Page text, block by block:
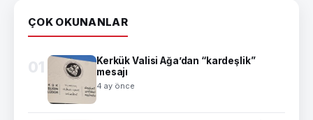
ÇOK OKUNANLAR
01
Kerkük Valisi Ağa’dan “kardeşlik”
mesajı
4 ay önce